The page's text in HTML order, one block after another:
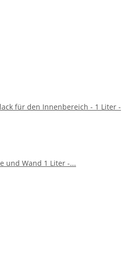
für den Innenbereich - 1 Liter -